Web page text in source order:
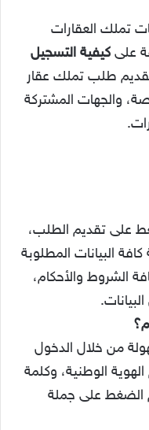
على كيفية التسجيل
طلب تملك عقار
والجهات المشتركة
على تقديم الطلب،
البيانات المطلوبة
الشروط والأحكام،
من خلال الدخول
الوطنية، وكلمة
ثم الضغط على جملة